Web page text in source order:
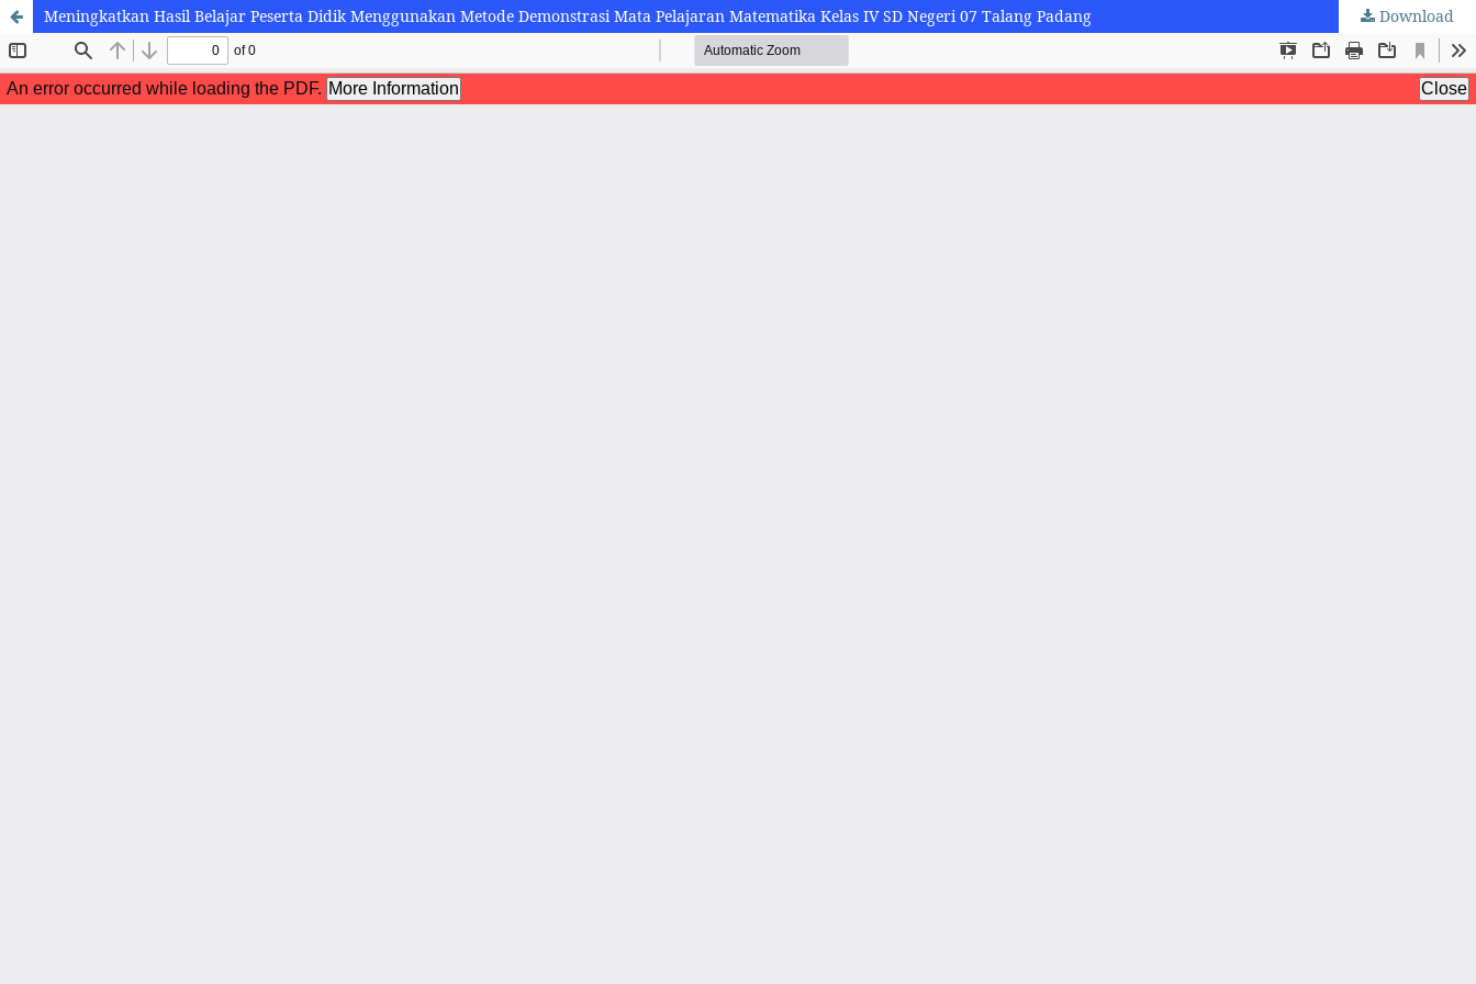
Meningkatkan Hasil Belajar Peserta Didik Menggunakan Metode Demonstrasi Mata Pelajaran Matematika Kelas IV SD Negeri 07 Talang Padang Download